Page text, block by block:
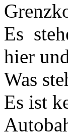
Es
hier
Was
Es ist